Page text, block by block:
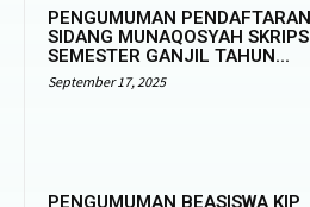
PENGUMUMAN PENDAFTARAN
SIDANG MUNAQOSYAH SKRIPSI
SEMESTER GANJIL TAHUN...
September 17, 2025
PENGUMUMAN BEASISWA KIP